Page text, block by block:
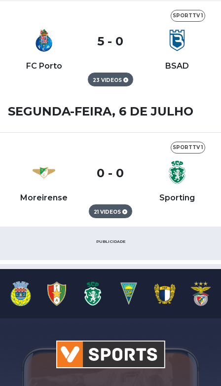
SPORTTV 1
FC Porto
5 - 0
BSAD
23 VIDEOS
SEGUNDA-FEIRA, 6 DE JULHO
SPORTTV 1
Moreirense
0 - 0
Sporting
21 VIDEOS
PUBLICIDADE